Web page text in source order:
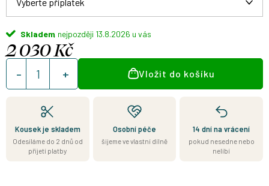
Skladem 13.8.2026
2 030 Kč
Měrná
cena:
Vložit do košíku
Kousek je skladem
Odesíláme do 2 dnů od
přijetí platby
Osobní péče
šijeme ve vlastní dílně
14 dní na vrácení
pokud nesedne nebo
nelíbí